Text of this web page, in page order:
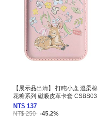
【展示品出清】 打盹小鹿 溫柔棉
花糖系列 磁吸皮革卡套 CSBS03
NT$ 137
NT$ 250 -45.2%